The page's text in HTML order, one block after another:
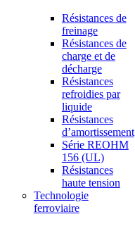
Résistances de
freinage
Résistances de
charge et de
décharge
Résistances
refroidies par
liquide
Résistances
d’amortissement
Série REOHM
156 (UL)
Résistances
haute tension
Technologie
ferroviaire